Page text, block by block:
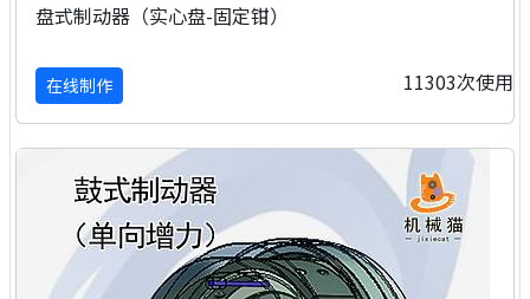
盘式制动器（实心盘-固定钳）
在线制作 11303次使用